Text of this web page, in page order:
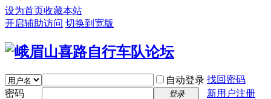
设为首页收藏本站
开启辅助访问 切换到宽版
自动登录 找回密码
密码
登录
新用户注册